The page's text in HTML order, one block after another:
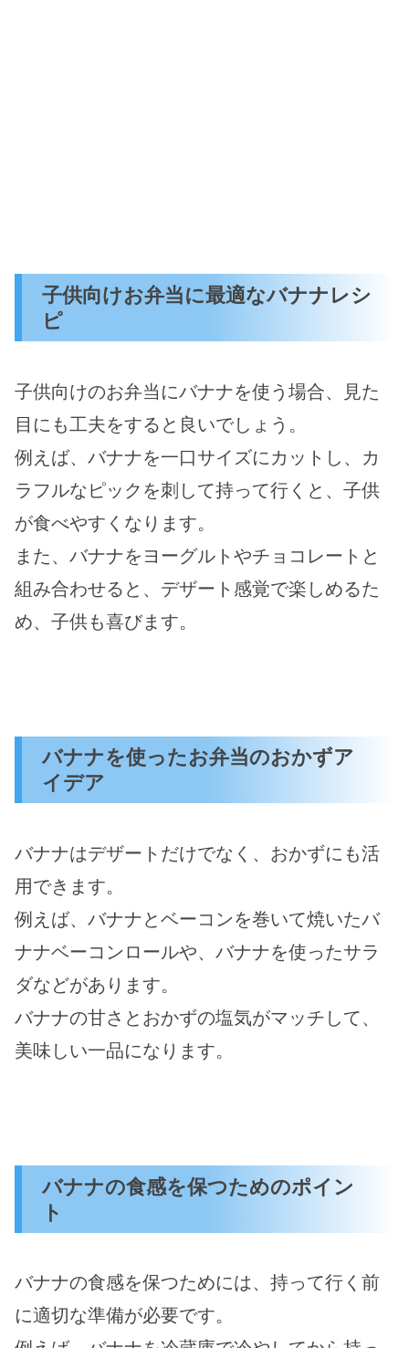
子供向けお弁当に最適なバナナレシ
ピ
子供向けのお弁当にバナナを使う場合、見た
目にも工夫をすると良いでしょう。
例えば、バナナを一口サイズにカットし、カ
ラフルなピックを刺して持って行くと、子供
が食べやすくなります。
また、バナナをヨーグルトやチョコレートと
組み合わせると、デザート感覚で楽しめるた
め、子供も喜びます。
バナナを使ったお弁当のおかずア
イデア
バナナはデザートだけでなく、おかずにも活
用できます。
例えば、バナナとベーコンを巻いて焼いたバ
ナナベーコンロールや、バナナを使ったサラ
ダなどがあります。
バナナの甘さとおかずの塩気がマッチして、
美味しい一品になります。
バナナの食感を保つためのポイン
ト
バナナの食感を保つためには、持って行く前
に適切な準備が必要です。